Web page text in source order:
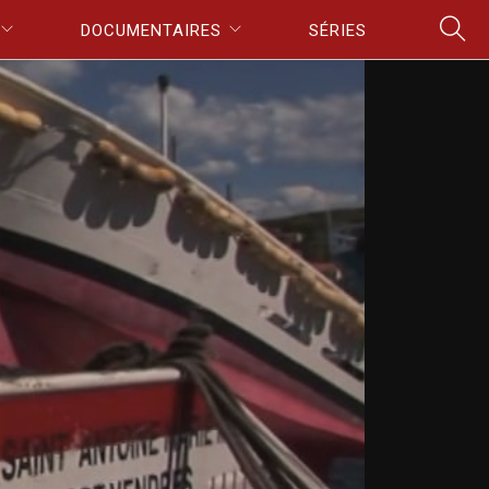
DOCUMENTAIRES SÉRIES